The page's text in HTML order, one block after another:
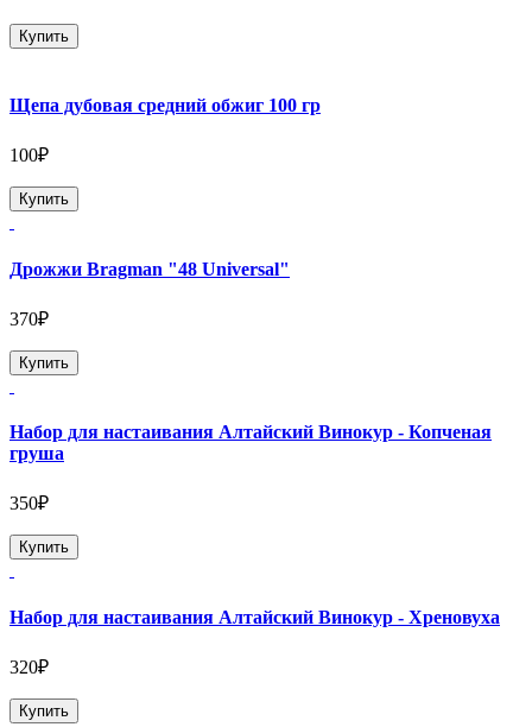
Купить
Щепа дубовая средний обжиг 100 гр
100₽
Купить
Дрожжи Bragman "48 Universal"
370₽
Купить
Набор для настаивания Алтайский Винокур - Копченая
груша
350₽
Купить
Набор для настаивания Алтайский Винокур - Хреновуха
320₽
Купить